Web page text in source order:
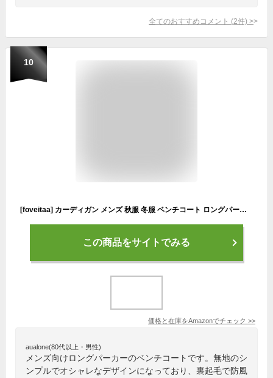
全てのおすすめコメント (2件) >
10
[foveitaa] カーディガン メンズ 秋服 冬服 ベンチコート ロングパーカー ジップアップ メンズ フード付き セーター 大きい サイズ ゆったり 裏起毛 厚手 防風 防寒 暖かい アウター ニット 無地 ジャケットbeige-XL
この商品をサイトでみる
価格と在庫をAmazonでチェック >>
aualone(80代以上・男性)
メンズ向けロングパーカーのベンチコートです。無地のシ
ンプルでオシャレなデザインになっており、裏起毛で防風